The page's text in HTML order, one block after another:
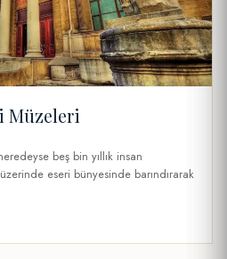
Müzeleri
beş bin yıllık insan
eseri bünyesinde barındırarak